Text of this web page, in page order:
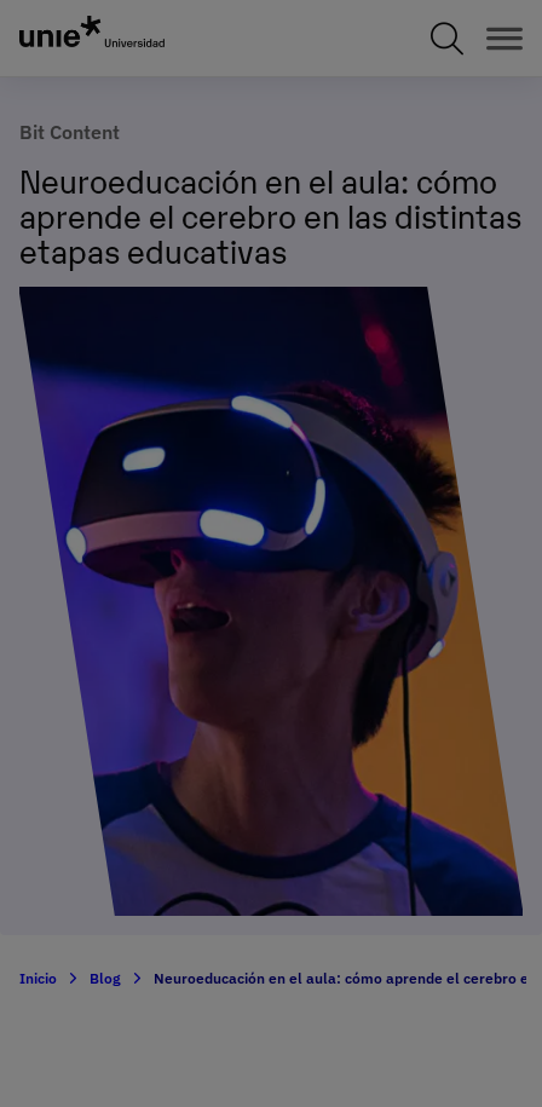
Bit Content
Neuroeducación en el aula: cómo
aprende el cerebro en las distintas
etapas educativas
Inicio Blog Neuroeducación en el aula: cómo aprende el cerebro